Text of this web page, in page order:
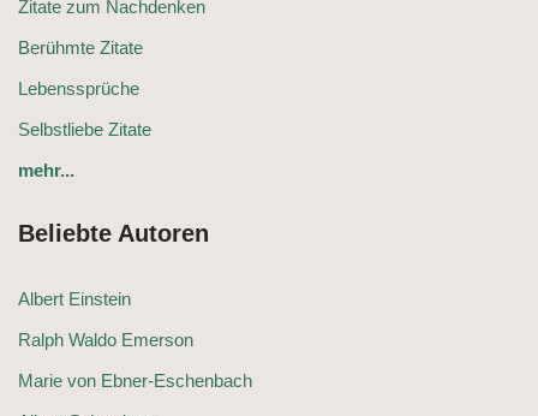
Zitate zum Nachdenken
Berühmte Zitate
Lebenssprüche
Selbstliebe Zitate
mehr...
Beliebte Autoren
Albert Einstein
Ralph Waldo Emerson
Marie von Ebner-Eschenbach